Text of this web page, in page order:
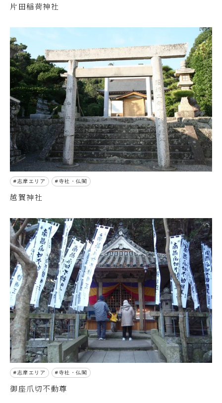
片田稲荷神社
志摩エリア 寺社・仏閣
越賀神社
志摩エリア 寺社・仏閣
御座爪切不動尊